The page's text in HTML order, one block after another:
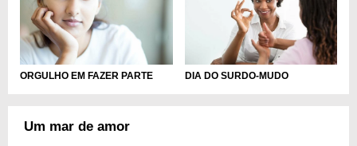
ORGULHO EM FAZER PARTE DIA DO SURDO-MUDO
Um mar de amor